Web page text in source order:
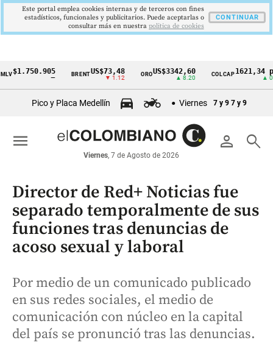
Cintillo
económicos
Colombia
BRENT US$73,48
▼ 1.12
ORO US$3342,60 COLCAP1621,34 pts
Pico y Placa Medellín Viernes 7 y 9 7 y 9
person search
Viernes, 7 de Agosto de 2026
menu
Director de Red+ Noticias fue
separado temporalmente de sus
funciones tras denuncias de
acoso sexual y laboral
Por medio de un comunicado publicado
en sus redes sociales, el medio de
comunicación con núcleo en la capital
del país se pronunció tras las denuncias.
Este portal emplea cookies internas y de terceros con fines
estadísticos, funcionales y publicitarios. Puede aceptarlas o
consultar más en nuestra politica de cookies
CONTINUAR